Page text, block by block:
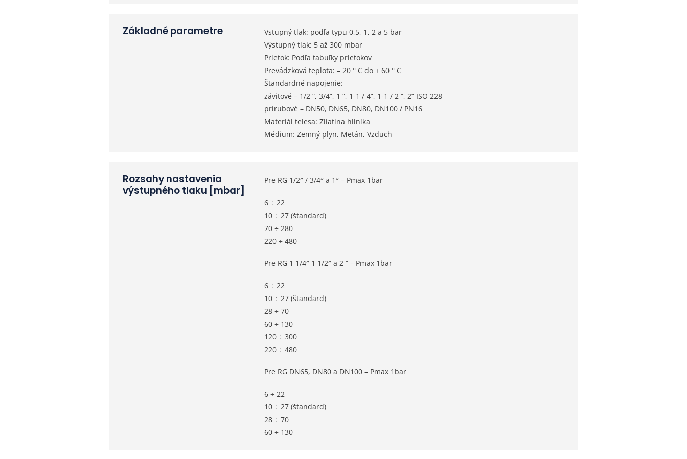
Základné parametre
Vstupný tlak: podľa typu 0,5, 1, 2 a 5 bar
Výstupný tlak: 5 až 300 mbar
Prietok: Podľa tabuľky prietokov
Prevádzková teplota: – 20 ° C do + 60 ° C
Štandardné napojenie:
závitové – 1/2 “, 3/4”, 1 “, 1-1 / 4”, 1-1 / 2 “, 2” ISO 228
prírubové – DN50, DN65, DN80, DN100 / PN16
Materiál telesa: Zliatina hliníka
Médium: Zemný plyn, Metán, Vzduch
Rozsahy nastavenia
výstupného tlaku [mbar]
Pre RG 1/2″ / 3/4″ a 1″ – Pmax 1bar
6 ÷ 22
10 ÷ 27 (štandard)
70 ÷ 280
220 ÷ 480
Pre RG 1 1/4″ 1 1/2″ a 2 “ – Pmax 1bar
6 ÷ 22
10 ÷ 27 (štandard)
28 ÷ 70
60 ÷ 130
120 ÷ 300
220 ÷ 480
Pre RG DN65, DN80 a DN100 – Pmax 1bar
6 ÷ 22
10 ÷ 27 (štandard)
28 ÷ 70
60 ÷ 130